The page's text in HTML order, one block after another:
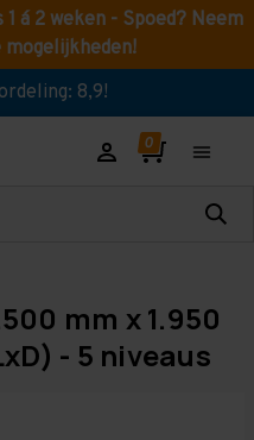
á 2 weken - Spoed? Neem
8,9!
mm x 1.950
- 5 niveaus